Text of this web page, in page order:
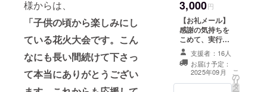
様からは、
「子供の頃から楽しみにし
ている花火大会です。こん
なにも長い間続けて下さっ
て本当にありがとうござい
セージ
等でご
相談く
ださ
い。
※11月以
降の企
画ガイ
ドは日
イドに
申込み
してく
ださ
い。そ
の際、
申込
ページ
の備考
称名寺
（境内
散策）
⇒16:20
薬王寺
【薬王
寺体験
メ
ニュー
鮮やか
な赤色
の花
火、き
らきら
と打ち
あがる
花火、
夜空を
3,000円
【お礼メール】
感謝の気持ちを
こめて、実行委
員長からのお礼
メールをお届け
します。 このリ
ターンは1,000
円、5,000円のお
支援者：16人
お届け予定：
2025年09月
こ
の
リ
タ